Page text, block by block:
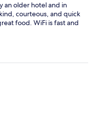
an older hotel and in
courteous, and quick
food. WiFi is fast and